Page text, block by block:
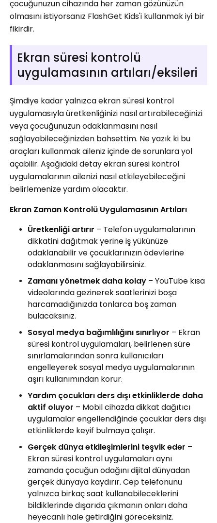
çocuğunuzun cihazında her zaman gözünüzün
olmasını istiyorsanız FlashGet Kids'i kullanmak iyi bir
fikirdir.
Ekran süresi kontrolü
uygulamasının artıları/eksileri
Şimdiye kadar yalnızca ekran süresi kontrol
uygulamasıyla üretkenliğinizi nasıl artırabileceğinizi
veya çocuğunuzun odaklanmasını nasıl
sağlayabileceğinizden bahsettim. Ne yazık ki bu
araçları kullanmak aileniz içinde de sorunlara yol
açabilir. Aşağıdaki detay ekran süresi kontrol
uygulamalarının ailenizi nasıl etkileyebileceğini
belirlemenize yardım olacaktır.
Ekran Zaman Kontrolü Uygulamasının Artıları
Üretkenliği artırır – Telefon uygulamalarının
dikkatini dağıtmak yerine iş yükünüze
odaklanabilir ve çocuklarınızın ödevlerine
odaklanmasını sağlayabilirsiniz.
Zamanı yönetmek daha kolay – YouTube kısa
videolarında gezinerek saatlerinizi boşa
harcamadığınızda tonlarca boş zaman
bulacaksınız.
Sosyal medya bağımlılığını sınırlıyor – Ekran
süresi kontrol uygulamaları, belirlenen süre
sınırlamalarından sonra kullanıcıları
engelleyerek sosyal medya uygulamalarının
aşırı kullanımından korur.
Yardım çocukları ders dışı etkinliklerde daha
aktif oluyor – Mobil cihazda dikkat dağıtıcı
uygulamalar engellendiğinde çocuklar ders dışı
etkinliklerde keyif bulmaya çalışır.
Gerçek dünya etkileşimlerini teşvik eder –
Ekran süresi kontrol uygulamaları aynı
zamanda çocuğun odağını dijital dünyadan
gerçek dünyaya kaydırır. Cep telefonunu
yalnızca birkaç saat kullanabileceklerini
bildiklerinde dışarıda çıkmanın onları daha
heyecanlı hale getirdiğini göreceksiniz.